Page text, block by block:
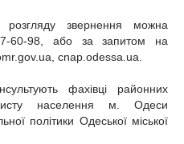
звернення можна
60-98, або за запитом на
cnap.odessa.ua.
фахівці районних
населення м. Одеси
політики Одеської міської